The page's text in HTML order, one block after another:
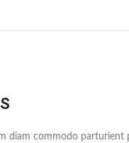
diam commodo parturient